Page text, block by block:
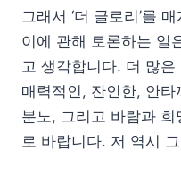
그래서 ‘더 글로리’를
이에 관해 토론하는 일
고 생각합니다. 더 많은
매력적인, 잔인한, 안
분노, 그리고 바람과
로 바랍니다. 저 역시